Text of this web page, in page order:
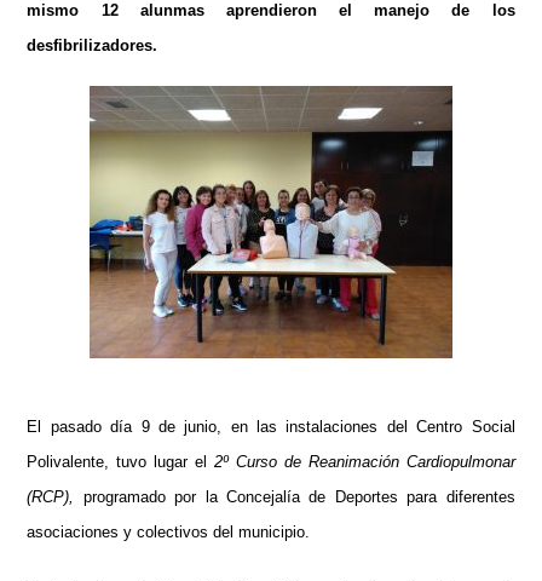
mismo 12 alunmas aprendieron el manejo de los
desfibrilizadores.
El pasado día 9 de junio, en las instalaciones del Centro Social
Polivalente, tuvo lugar el 2º Curso de Reanimación Cardiopulmonar
(RCP),
programado por la Concejalía de Deportes para diferentes
asociaciones y colectivos del municipio.